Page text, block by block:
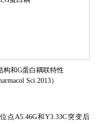
构和G蛋白耦联特性
Sci.2013）
点A5.46G和Y3.33C突变后